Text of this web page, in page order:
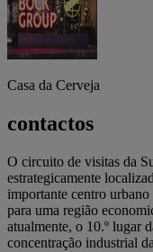
Casa da Cerveja
contactos
O circuito de visitas da
estrategicamente
importante centro
para uma região
atualmente, o 10.º lugar
concentração industrial